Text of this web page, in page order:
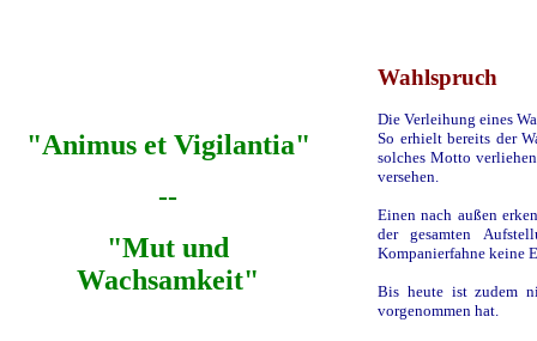
"Animus et Vigilantia"
--
"Mut und
Wachsamkeit"
Wahlspruch
Die Verleihung eines
So erhielt bereits der
solches Motto
versehen.
Einen nach außen
der gesamten
Kompanierfahne keine
Bis heute ist zudem
vorgenommen hat.